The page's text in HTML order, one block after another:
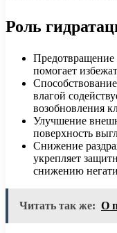
Роль
Предотвращение
помогает
влагой
возобновления
Улучшение
поверхность
Снижение
укрепляет
снижению
Читать так же: О